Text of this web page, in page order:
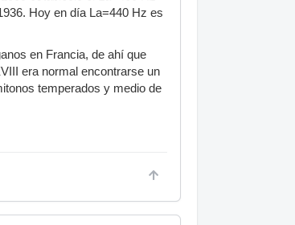
Hoy en día La=440 Hz es
en Francia, de ahí que
era normal encontrarse un
temperados y medio de